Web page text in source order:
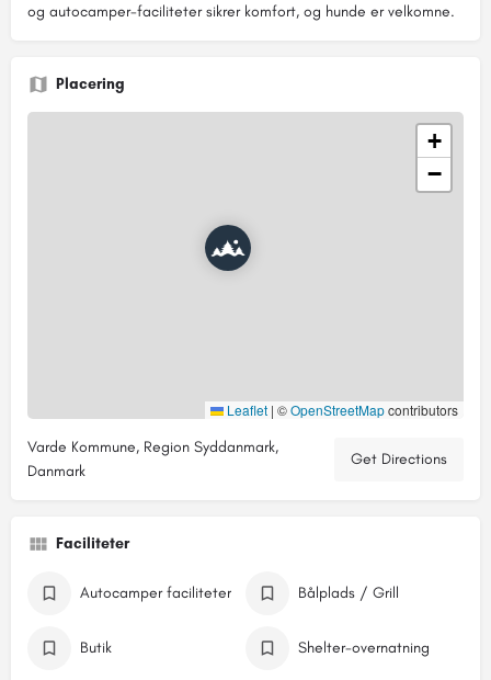
og autocamper-faciliteter sikrer komfort, og hunde er velkomne.
Placering
+
−
Leaflet | ©OpenStreetMapcontributors
Varde Kommune, Region Syddanmark,
Danmark
Get Directions
Faciliteter
Autocamper faciliteter Bålplads / Grill
Butik Shelter-overnatning